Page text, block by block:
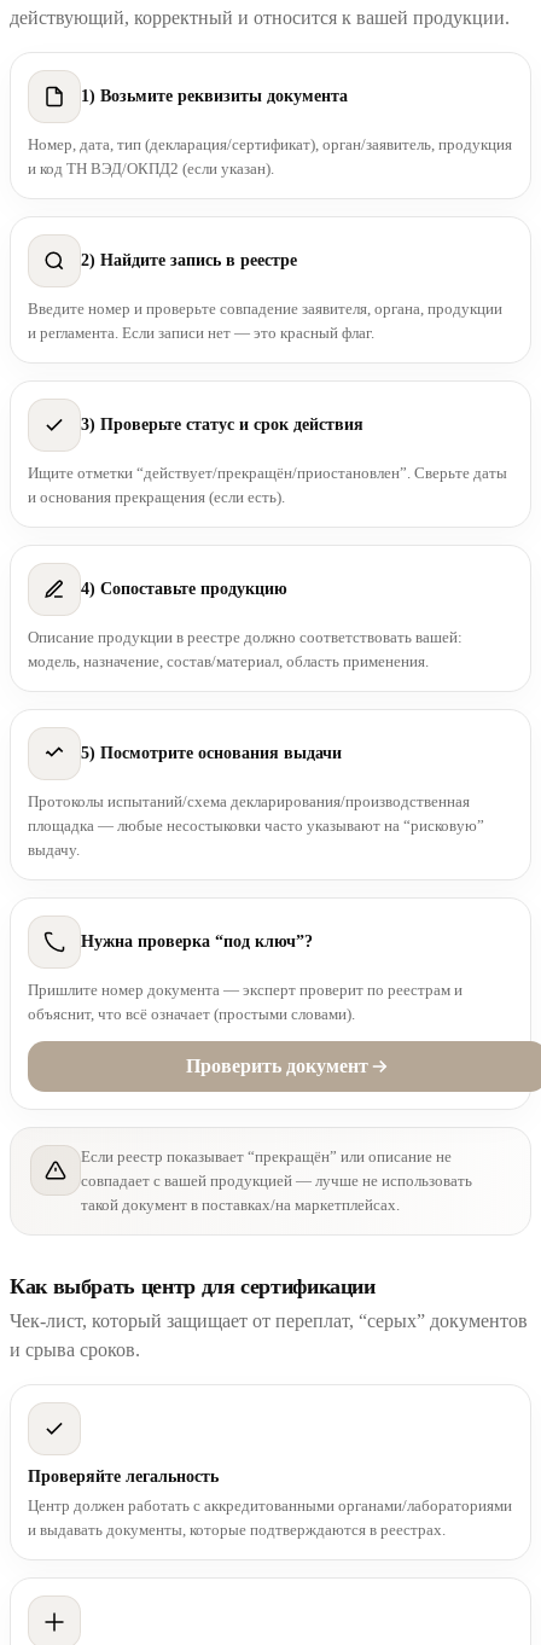
действующий, корректный и относится к вашей продукции.
1) Возьмите реквизиты документа
Номер, дата, тип (декларация/сертификат), орган/заявитель, продукция
и код ТН ВЭД/ОКПД2 (если указан).
2) Найдите запись в реестре
Введите номер и проверьте совпадение заявителя, органа, продукции
и регламента. Если записи нет — это красный флаг.
3) Проверьте статус и срок действия
Ищите отметки “действует/прекращён/приостановлен”. Сверьте даты
и основания прекращения (если есть).
4) Сопоставьте продукцию
Описание продукции в реестре должно соответствовать вашей:
модель, назначение, состав/материал, область применения.
5) Посмотрите основания выдачи
Протоколы испытаний/схема декларирования/производственная
площадка — любые несостыковки часто указывают на “рисковую”
выдачу.
Нужна проверка “под ключ”?
Пришлите номер документа — эксперт проверит по реестрам и
объяснит, что всё означает (простыми словами).
Проверить документ
Если реестр показывает “прекращён” или описание не
совпадает с вашей продукцией — лучше не использовать
такой документ в поставках/на маркетплейсах.
Как выбрать центр для сертификации
Чек-лист, который защищает от переплат, “серых” документов
и срыва сроков.
Проверяйте легальность
Центр должен работать с аккредитованными органами/лабораториями
и выдавать документы, которые подтверждаются в реестрах.